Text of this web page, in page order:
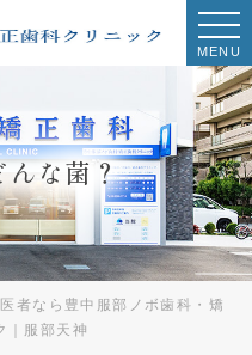
MENU
んな菌？
者なら豊中服部ノボ歯科・矯
｜服部天神